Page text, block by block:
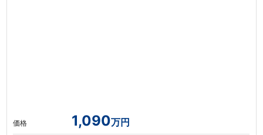
価格 1,090万円